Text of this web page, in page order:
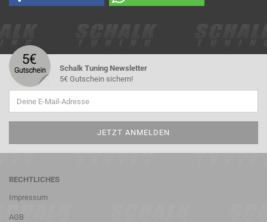
Schalk Tuning Newsletter
5€ Gutschein sichern!
RECHTLICHES
Impressum
AGB